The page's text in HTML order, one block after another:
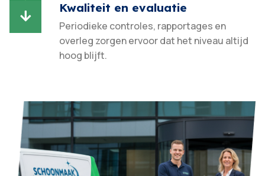

Kwaliteit en evaluatie
Periodieke controles, rapportages en
overleg zorgen ervoor dat het niveau altijd
hoog blijft.​